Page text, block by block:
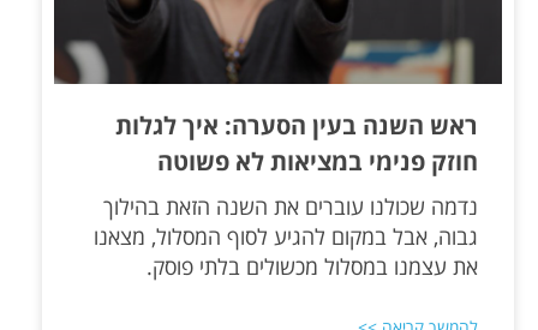
ראש השנה בעין הסערה: איך לגלות
חוזק פנימי במציאות לא פשוטה
נדמה שכולנו עוברים את השנה הזאת בהילוך
גבוה, אבל במקום להגיע לסוף המסלול, מצאנו
את עצמנו במסלול מכשולים בלתי פוסק.